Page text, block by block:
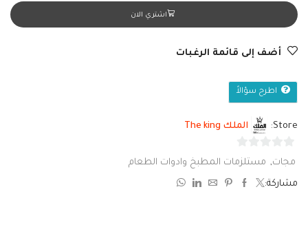
اشتري الان
أضف إلى قائمة الرغبات
اطرح سؤالاً
Store: الملك The king
0
مجات, مستلزمات المطبخ وادوات الطعام
مشاركة: